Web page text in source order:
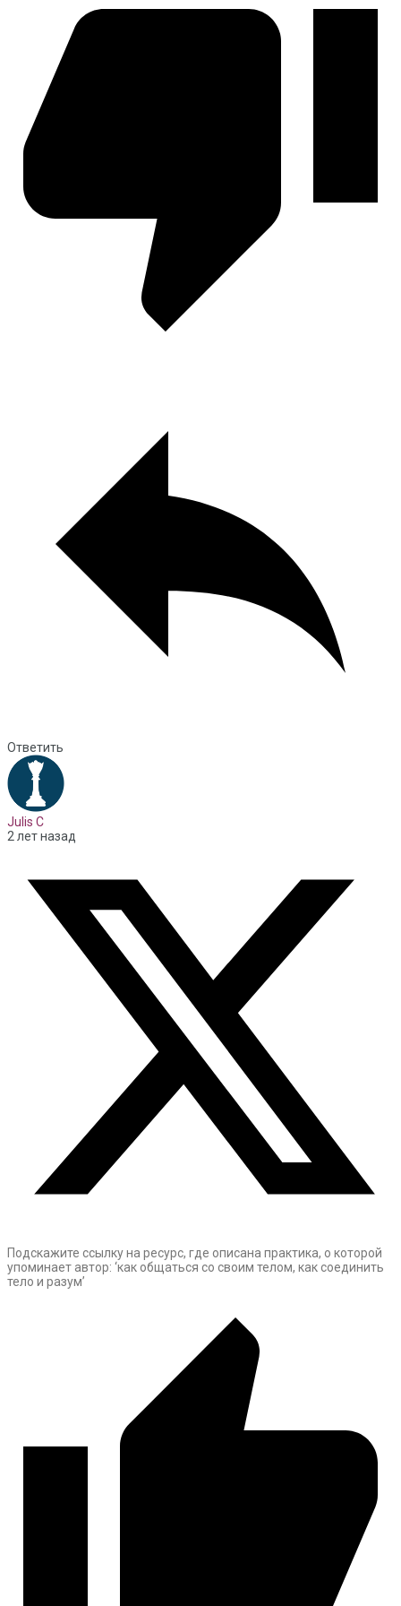
Ответить
Julis C
2 лет назад
Подскажите ссылку на ресурс, где описана практика, о которой
упоминает автор: ‘как общаться со своим телом, как соединить
тело и разум’